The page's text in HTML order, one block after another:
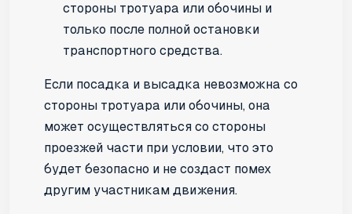
стороны тротуара или обочины и
только после полной остановки
транспортного средства.
Если посадка и высадка невозможна со
стороны тротуара или обочины, она
может осуществляться со стороны
проезжей части при условии, что это
будет безопасно и не создаст помех
другим участникам движения.